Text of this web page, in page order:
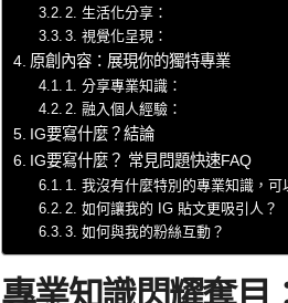
2. 生活化分享：
3. 視覺化呈現：
原創內容：展現你的獨特專業
1. 分享專業知識：
2. 融入個人經驗：
IG要寫什麼？結論
IG要寫什麼？ 常見問題快速FAQ
1. 我沒有什麼特別的專業知識，可
2. 如何讓我的 IG 貼文更吸引人？
3. 如何與我的粉絲互動？